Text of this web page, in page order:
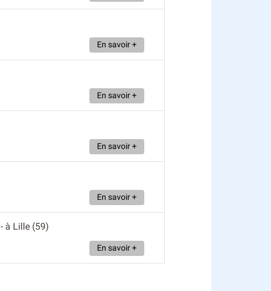
En savoir +
En savoir +
En savoir +
En savoir +
- à Lille (59)
En savoir +